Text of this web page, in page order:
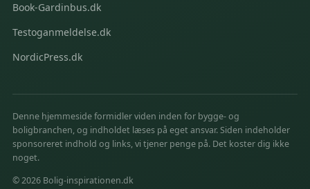
Book-Gardinbus.dk
Testoganmeldelse.dk
NordicPress.dk
Denne hjemmeside formidler viden inden for bygge- og
boligbranchen, og indholdet læses på eget ansvar. Siden indeholder
sponsoreret indhold og links, vi tjener penge på. Det koster dig ikke
noget.
©2026Bolig-inspirationen.dk